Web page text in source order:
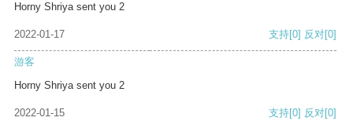
Horny Shriya sent you 2
2022-01-17 支持[0] 反对[0]
游客
Horny Shriya sent you 2
2022-01-15 支持[0] 反对[0]